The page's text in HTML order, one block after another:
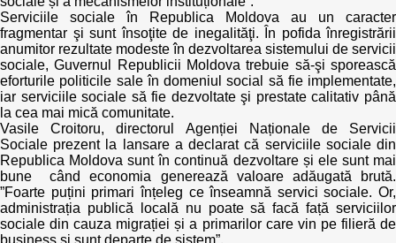
Serviciile sociale în Republica Moldova au un caracter
fragmentar şi sunt însoţite de inegalităţi. În pofida înregistrării
anumitor rezultate modeste în dezvoltarea sistemului de servicii
sociale, Guvernul Republicii Moldova trebuie să-şi sporească
eforturile politicile sale în domeniul social să fie implementate,
iar serviciile sociale să fie dezvoltate şi prestate calitativ până
la cea mai mică comunitate.
Vasile Croitoru, directorul Agenției Naționale de Servicii
Sociale prezent la lansare a declarat că serviciile sociale din
Republica Moldova sunt în continuă dezvoltare și ele sunt mai
bune când economia generează valoare adăugată brută.
”Foarte puțini primari înțeleg ce înseamnă servici sociale. Or,
administrația publică locală nu poate să facă față serviciilor
sociale din cauza migrației și a primarilor care vin pe filieră de
business și sunt departe de sistem”.